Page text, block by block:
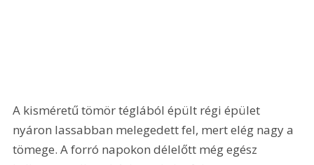
A kisméretű tömör téglából épült régi épület
nyáron lassabban melegedett fel, mert elég nagy a
tömege. A forró napokon délelőtt még egész